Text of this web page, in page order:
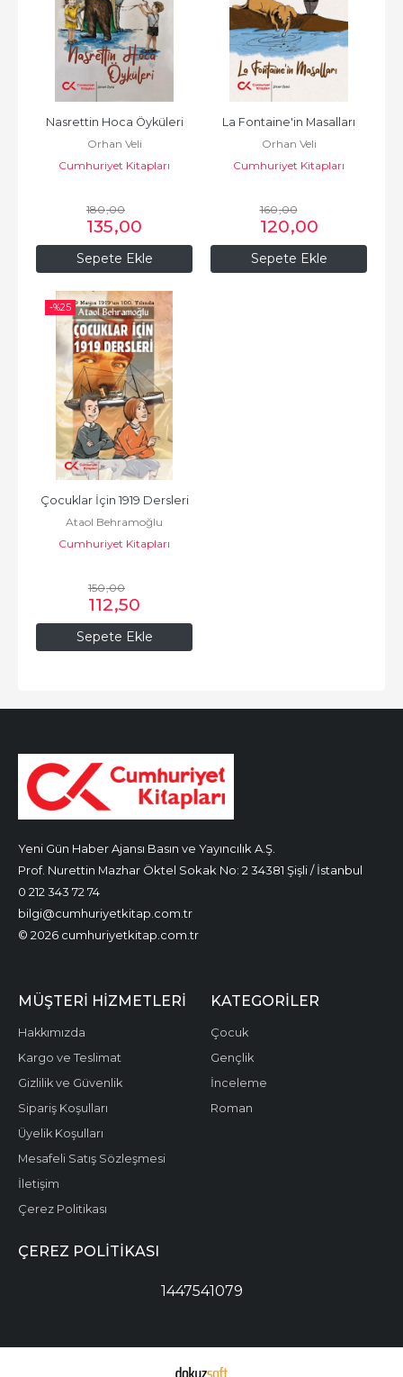
Sepete Ekle
Nasrettin Hoca Öyküleri
Orhan Veli
Cumhuriyet Kitapları
180,00
135,00
Sepete Ekle
La Fontaine'in Masalları
Orhan Veli
Cumhuriyet Kitapları
160,00
120,00
-%25
Sepete Ekle
Çocuklar İçin 1919 Dersleri
Ataol Behramoğlu
Cumhuriyet Kitapları
150,00
112,50
Yeni Gün Haber Ajansı Basın ve Yayıncılık A.Ş.
Prof. Nurettin Mazhar Öktel Sokak No: 2 34381 Şişli / İstanbul
0 212 343 72 74
bilgi@cumhuriyetkitap.com.tr
© 2026 cumhuriyetkitap.com.tr
MÜŞTERI HIZMETLERI
Hakkımızda
Kargo ve Teslimat
Gizlilik ve Güvenlik
Sipariş Koşulları
Üyelik Koşulları
Mesafeli Satış Sözleşmesi
İletişim
Çerez Politikası
KATEGORILER
Çocuk
Gençlik
İnceleme
Roman
ÇEREZ POLITIKASI
1447541079